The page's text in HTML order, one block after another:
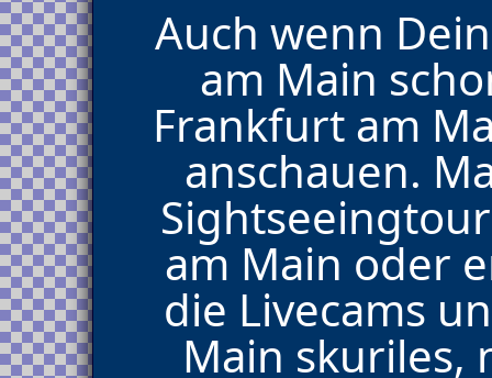
Auch wenn
am Main
Frankfurt am
anschauen.
am Main oder
die Livecams
Main skuriles,